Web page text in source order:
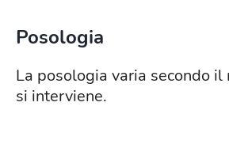
Posologia
La posologia varia secondo il
si interviene.